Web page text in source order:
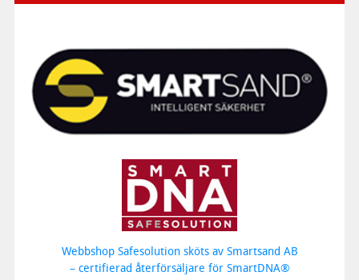
Webbshop Safesolution sköts av Smartsand AB
– certifierad återförsäljare för SmartDNA®